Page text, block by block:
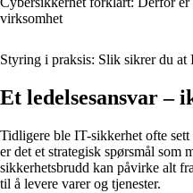
virksomhet
Styring i praksis: Slik sikrer du at
Et ledelsesansvar –
Tidligere ble IT-sikkerhet ofte
er det et strategisk spørsmål som
sikkerhetsbrudd kan påvirke alt
til å levere varer og tjenester.